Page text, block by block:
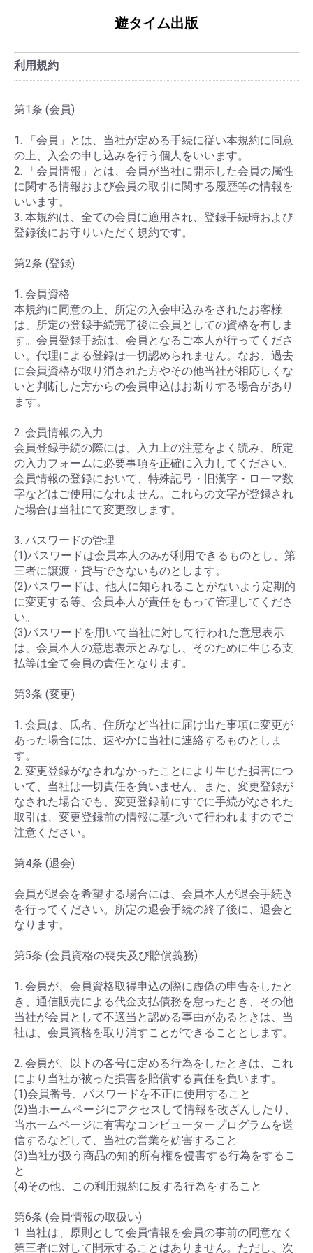
遊タイム出版
利用規約
第1条 (会員)
1. 「会員」とは、当社が定める手続に従い本規約に同意
の上、入会の申し込みを行う個人をいいます。
2. 「会員情報」とは、会員が当社に開示した会員の属性
に関する情報および会員の取引に関する履歴等の情報を
いいます。
3. 本規約は、全ての会員に適用され、登録手続時および
登録後にお守りいただく規約です。
第2条 (登録)
1. 会員資格
本規約に同意の上、所定の入会申込みをされたお客様
は、所定の登録手続完了後に会員としての資格を有しま
す。会員登録手続は、会員となるご本人が行ってくださ
い。代理による登録は一切認められません。なお、過去
に会員資格が取り消された方やその他当社が相応しくな
いと判断した方からの会員申込はお断りする場合があり
ます。
2. 会員情報の入力
会員登録手続の際には、入力上の注意をよく読み、所定
の入力フォームに必要事項を正確に入力してください。
会員情報の登録において、特殊記号・旧漢字・ローマ数
字などはご使用になれません。これらの文字が登録され
た場合は当社にて変更致します。
3. パスワードの管理
(1)パスワードは会員本人のみが利用できるものとし、第
三者に譲渡・貸与できないものとします。
(2)パスワードは、他人に知られることがないよう定期的
に変更する等、会員本人が責任をもって管理してくださ
い。
(3)パスワードを用いて当社に対して行われた意思表示
は、会員本人の意思表示とみなし、そのために生じる支
払等は全て会員の責任となります。
第3条 (変更)
1. 会員は、氏名、住所など当社に届け出た事項に変更が
あった場合には、速やかに当社に連絡するものとしま
す。
2. 変更登録がなされなかったことにより生じた損害につ
いて、当社は一切責任を負いません。また、変更登録が
なされた場合でも、変更登録前にすでに手続がなされた
取引は、変更登録前の情報に基づいて行われますのでご
注意ください。
第4条 (退会)
会員が退会を希望する場合には、会員本人が退会手続き
を行ってください。所定の退会手続の終了後に、退会と
なります。
第5条 (会員資格の喪失及び賠償義務)
1. 会員が、会員資格取得申込の際に虚偽の申告をしたと
き、通信販売による代金支払債務を怠ったとき、その他
当社が会員として不適当と認める事由があるときは、当
社は、会員資格を取り消すことができることとします。
2. 会員が、以下の各号に定める行為をしたときは、これ
により当社が被った損害を賠償する責任を負います。
(1)会員番号、パスワードを不正に使用すること
(2)当ホームページにアクセスして情報を改ざんしたり、
当ホームページに有害なコンピュータープログラムを送
信するなどして、当社の営業を妨害すること
(3)当社が扱う商品の知的所有権を侵害する行為をするこ
と
(4)その他、この利用規約に反する行為をすること
第6条 (会員情報の取扱い)
1. 当社は、原則として会員情報を会員の事前の同意なく
第三者に対して開示することはありません。ただし、次